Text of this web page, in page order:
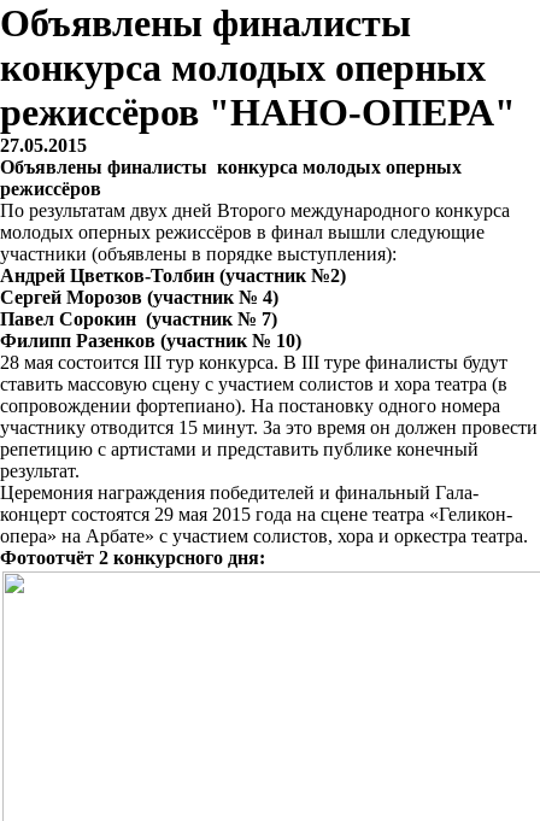
Объявлены финалисты
конкурса молодых оперных
режиссёров "НАНО-ОПЕРА"
27.05.2015
Объявлены финалисты конкурса молодых оперных
режиссёров
По результатам двух дней Второго международного конкурса
молодых оперных режиссёров в финал вышли следующие
участники (объявлены в порядке выступления):
Андрей Цветков-Толбин (участник №2)
Сергей Морозов (участник № 4)
Павел Сорокин (участник № 7)
Филипп Разенков (участник № 10)
28 мая состоится III тур конкурса. В III туре финалисты будут
ставить массовую сцену с участием солистов и хора театра (в
сопровождении фортепиано). На постановку одного номера
участнику отводится 15 минут. За это время он должен провести
репетицию с артистами и представить публике конечный
результат.
Церемония награждения победителей и финальный Гала-
концерт состоятся 29 мая 2015 года на сцене театра «Геликон-
опера» на Арбате» с участием солистов, хора и оркестра театра.
Фотоотчёт 2 конкурсного дня: